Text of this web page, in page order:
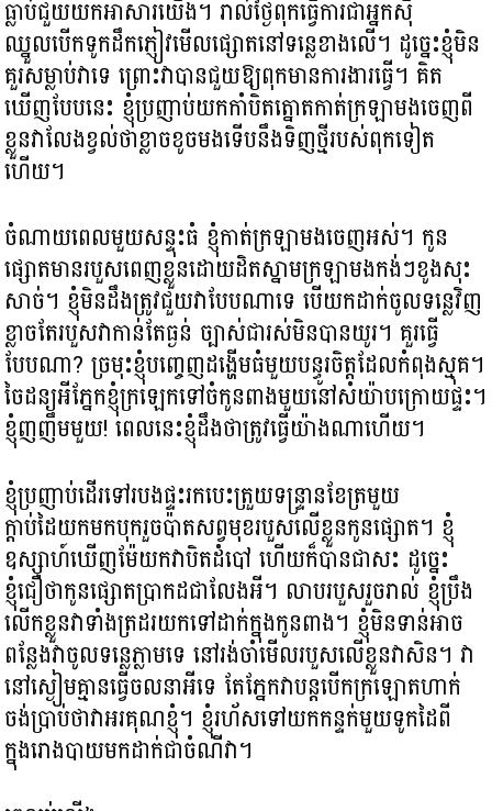
ធ្លាប់ជួយយកអាសារយើង។ រាល់ថ្ងៃពុកធ្វើការជាអ្នកស៊ី
ឈ្នួលបើកទូកដឹកភ្ញៀវមើលផ្សោតនៅទន្លេខាងលើ។ ដូច្នេះខ្ញុំមិន
គួរសម្លាប់វាទេ ព្រោះវាបានជួយឱ្យពុកមានការងារធ្វើ។ គិត
ឃើញបែបនេះ ខ្ញុំប្រញាប់យកកាំបិតត្នោតកាត់ក្រឡាមងចេញពី
ខ្លួនវាលែងខ្វល់ថាខ្លាចខូចមងទើបនឹងទិញថ្មីរបស់ពុកទៀត
ហើយ។
ចំណាយពេលមួយសន្ទុះធំ ខ្ញុំកាត់ក្រឡាមងចេញអស់។ កូន
ផ្សោតមានរបួសពេញខ្លួនដោយដិតស្នាមក្រឡាមងកង់ៗខូងសុះ
សាច់។ ខ្ញុំមិនដឹងត្រូវជួយវាបែបណាទេ បើយកដាក់ចូលទន្លេវិញ
ខ្លាចតែរបួសវាកាន់តែធ្ងន់ ច្បាស់ជារស់មិនបានយូរ។​ គួរធ្វើ
បែបណា? ច្រមុះខ្ញុំបញ្ចេញដង្ហើមធំមួយបន្ធូរចិត្តដែលកំពុងស្មុគ។
ចៃដន្យអីភ្នែកខ្ញុំក្រឡេកទៅចំកូនពាងមួយនៅសំយ៉ាបក្រោយផ្ទះ។
ខ្ញុំញញឹមមួយ! ពេលនេះខ្ញុំដឹងថាត្រូវធ្វើយ៉ាងណាហើយ។
ខ្ញុំប្រញាប់ដើរទៅរបងផ្ទះរកបេះត្រួយទន្ទ្រានខែត្រមួយ
ក្តាប់ដៃយកមកបុករួចប៉ាតសព្វមុខរបួសលើខ្លួនកូនផ្សោត។ ខ្ញុំ
ឧស្សាហ៍ឃើញម៉ែយកវាបិតដំបៅ ហើយក៏បានជាសះ ដូច្នេះ
ខ្ញុំជឿថាកូនផ្សោតប្រាកដជាលែងអី។ លាបរបួសរួចរាល់ ខ្ញុំប្រឹង
លើកខ្លួនវាទាំងត្រដរយកទៅដាក់ក្នុងកូនពាង។ ខ្ញុំមិនទាន់អាច
ពន្លែងវាចូលទន្លេភ្លាមទេ នៅរង់ចាំមើលរបួសលើខ្លួនវាសិន។ វា
នៅស្ងៀមគ្មានធ្វើចលនាអីទេ តែភ្នែកវាបន្តបើកក្រឡោតហាក់
ចង់ប្រាប់ថាវាអរគុណខ្ញុំ។ ខ្ញុំរហ័សទៅយកកន្ទក់មួយទូកដៃពី
ក្នុងរោងបាយមកដាក់ជាចំណីវា។